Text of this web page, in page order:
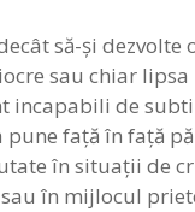
să-şi
sau chiar lipsa
incapabili de
față în față
în situaţii de
în mijlocul